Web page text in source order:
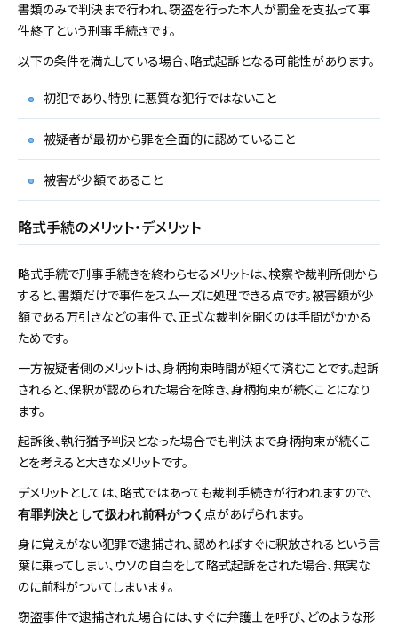
書類のみで判決まで行われ、窃盗を行った本人が罰金を支払って事
件終了という刑事手続きです。
以下の条件を満たしている場合、略式起訴となる可能性があります。
初犯であり、特別に悪質な犯行ではないこと
被疑者が最初から罪を全面的に認めていること
被害が少額であること
略式手続のメリット・デメリット
略式手続で刑事手続きを終わらせるメリットは、検察や裁判所側から
すると、書類だけで事件をスムーズに処理できる点です。被害額が少
額である万引きなどの事件で、正式な裁判を開くのは手間がかかる
ためです。
一方被疑者側のメリットは、身柄拘束時間が短くて済むことです。起訴
されると、保釈が認められた場合を除き、身柄拘束が続くことになり
ます。
起訴後、執行猶予判決となった場合でも判決まで身柄拘束が続くこ
とを考えると大きなメリットです。
デメリットとしては、略式ではあっても裁判手続きが行われますので、
有罪判決として扱われ前科がつく 点があげられます。
身に覚えがない犯罪で逮捕され、認めればすぐに釈放されるという言
葉に乗ってしまい、ウソの自白をして略式起訴をされた場合、無実な
のに前科がついてしまいます。
窃盗事件で逮捕された場合には、すぐに弁護士を呼び、どのような形